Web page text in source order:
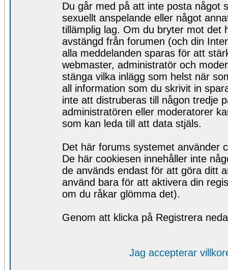
Du går med på att inte posta något
sexuellt anspelande eller något
tillämplig lag. Om du bryter mot det
avstängd från forumen (och din
alla meddelanden sparas för att
webmaster, administratör och
stänga vilka inlägg som helst när
all information som du skrivit in
inte att distruberas till någon tredje
administratören eller moderatorer
som kan leda till att data stjäls.
Det här forums systemet använder
De här cookiesen innehåller inte
de används endast för att göra ditt
använd bara för att aktivera din
om du råkar glömma det).
Genom att klicka på Registrera
Jag accepterar